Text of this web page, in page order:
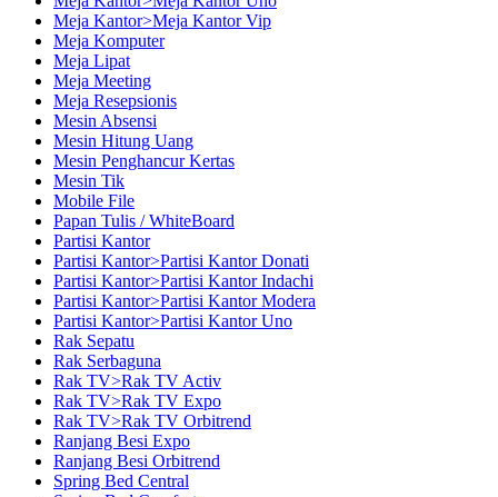
Meja Kantor>Meja Kantor Vip
Meja Komputer
Meja Lipat
Meja Meeting
Meja Resepsionis
Mesin Absensi
Mesin Hitung Uang
Mesin Penghancur Kertas
Mesin Tik
Mobile File
Papan Tulis / WhiteBoard
Partisi Kantor
Partisi Kantor>Partisi Kantor Donati
Partisi Kantor>Partisi Kantor Indachi
Partisi Kantor>Partisi Kantor Modera
Partisi Kantor>Partisi Kantor Uno
Rak Sepatu
Rak Serbaguna
Rak TV>Rak TV Activ
Rak TV>Rak TV Expo
Rak TV>Rak TV Orbitrend
Ranjang Besi Expo
Ranjang Besi Orbitrend
Spring Bed Central